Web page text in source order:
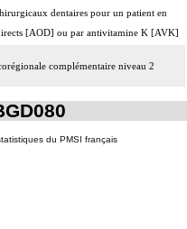
dentaires pour un patient en
[AOD] ou par antivitamine K [AVK]
complémentaire niveau 2
du PMSI français